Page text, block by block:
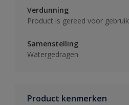
Verdunning
Product is gereed voor gebruik
Samenstelling
Watergedragen
Product kenmerken